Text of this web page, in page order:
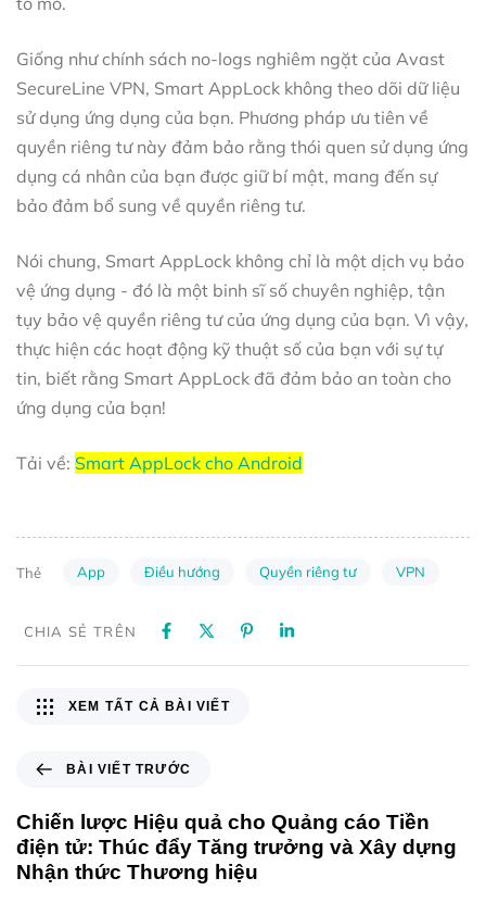
Giống như chính sách no-logs nghiêm ngặt của Avast
SecureLine VPN, Smart AppLock không theo dõi dữ liệu
sử dụng ứng dụng của bạn. Phương pháp ưu tiên về
quyền riêng tư này đảm bảo rằng thói quen sử dụng ứng
dụng cá nhân của bạn được giữ bí mật, mang đến sự
bảo đảm bổ sung về quyền riêng tư.
Nói chung, Smart AppLock không chỉ là một dịch vụ bảo
vệ ứng dụng - đó là một binh sĩ số chuyên nghiệp, tận
tụy bảo vệ quyền riêng tư của ứng dụng của bạn. Vì vậy,
thực hiện các hoạt động kỹ thuật số của bạn với sự tự
tin, biết rằng Smart AppLock đã đảm bảo an toàn cho
ứng dụng của bạn!
Tải về: Smart AppLock cho Android
Thẻ App Điều hướng Quyền riêng tư VPN
CHIA SẺ TRÊN
BÀI VIẾT TRƯỚC
Chiến lược Hiệu quả cho Quảng cáo Tiền
điện tử: Thúc đẩy Tăng trưởng và Xây dựng
Nhận thức Thương hiệu
XEM TẤT CẢ BÀI VIẾT